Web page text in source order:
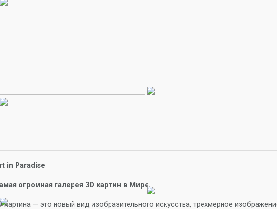
in Paradise
огромная галерея 3D картин в Мире.
картина — это новый вид изобразительного искусства, трехмерное